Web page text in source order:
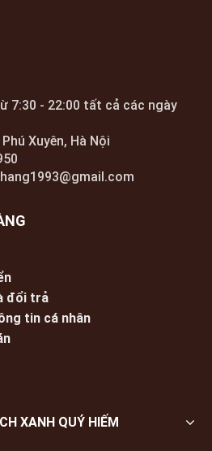
7:30 - 22:00 tất cả các ngày
Xuyên, Hà Nội
đổi trả
tin cá nhân
XANH QUÝ HIẾM